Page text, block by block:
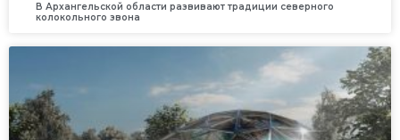
В Архангельской области развивают традиции северного
колокольного звона